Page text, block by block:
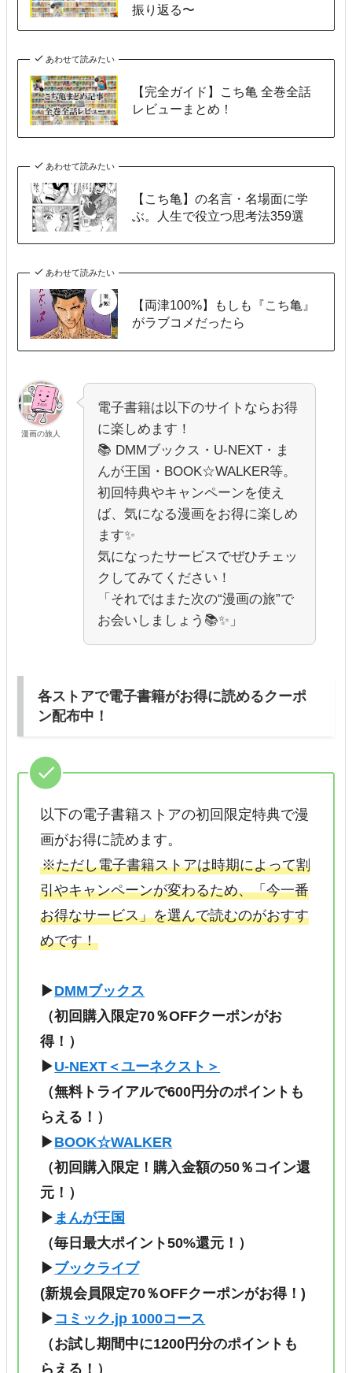
振り返る〜
あわせて読みたい
【完全ガイド】こち亀 全巻全話
レビューまとめ！
あわせて読みたい
【こち亀】の名言・名場面に学
ぶ。人生で役立つ思考法359選
あわせて読みたい
【両津100%】もしも『こち亀』
がラブコメだったら
漫画の旅人
電子書籍は以下のサイトならお得
に楽しめます！
📚 DMMブックス・U-NEXT・ま
んが王国・BOOK☆WALKER等。
初回特典やキャンペーンを使え
ば、気になる漫画をお得に楽しめ
ます✨
気になったサービスでぜひチェッ
クしてみてください！
「それではまた次の“漫画の旅”で
お会いしましょう📚✨」
各ストアで電子書籍がお得に読めるクーポ
ン配布中！
以下の電子書籍ストアの初回限定特典で漫
画がお得に読めます。
※ただし電子書籍ストアは時期によって割
引やキャンペーンが変わるため、「今一番
お得なサービス」を選んで読むのがおすす
めです！
▶DMMブックス
（初回購入限定70％OFFクーポンがお
得！）
▶U-NEXT＜ユーネクスト＞
（無料トライアルで600円分のポイントも
らえる！）
▶BOOK☆WALKER
（初回購入限定！購入金額の50％コイン還
元！）
▶ まんが王国
（毎日最大ポイント50%還元！）
▶ブックライブ
(新規会員限定70％OFFクーポンがお得！)
▶ コミック.jp 1000コース
（お試し期間中に1200円分のポイントも
らえる！ ）